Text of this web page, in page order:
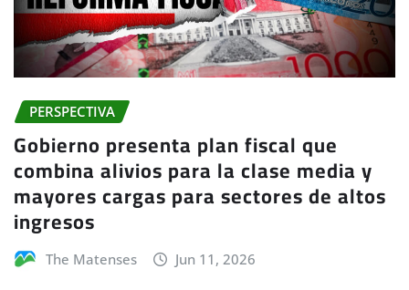
PERSPECTIVA
Gobierno presenta plan fiscal que
combina alivios para la clase media y
mayores cargas para sectores de altos
ingresos
The Matenses Jun 11, 2026